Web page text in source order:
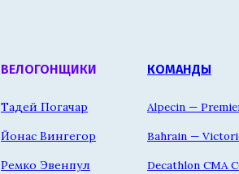
ВЕЛОГОНЩИКИ
Тадей Погачар
Йонас Вингегор
Ремко Эвенпул
КОМАНДЫ
Alpecin —
Bahrain —
Decathlon CMA